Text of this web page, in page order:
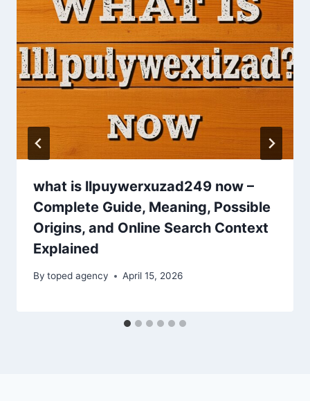
what is llpuywerxuzad249 now –
Complete Guide, Meaning, Possible
Origins, and Online Search Context
Explained
By toped agency April 15, 2026